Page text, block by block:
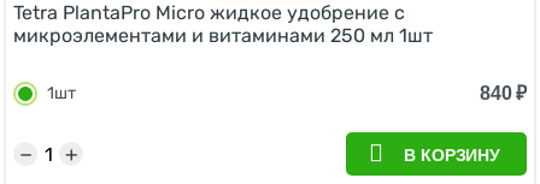
Tetra PlantaPro Micro жидкое удобрение с
микроэлементами и витаминами 250 мл 1шт
1шт 840₽
+
− В КОРЗИНУ